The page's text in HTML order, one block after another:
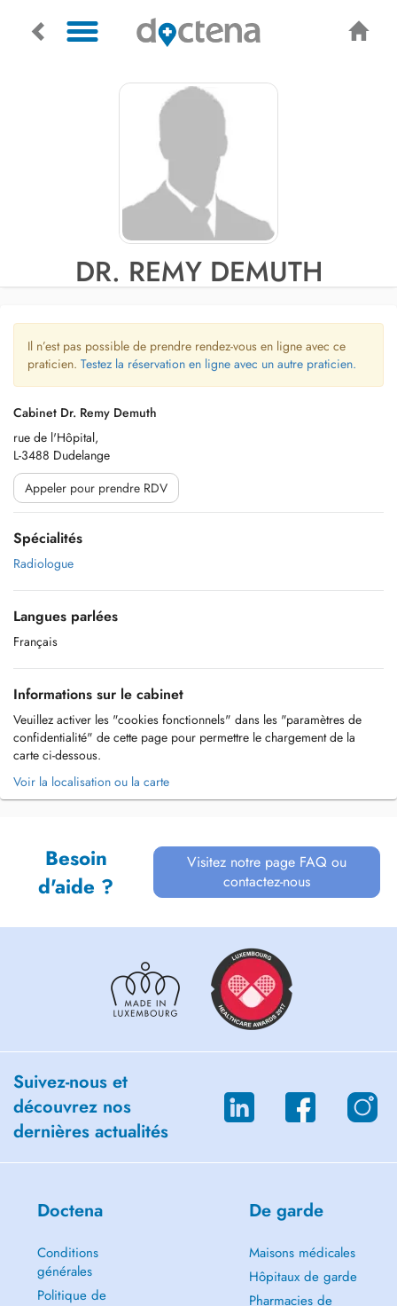
DR. REMY DEMUTH
Il n’est pas possible de prendre rendez-vous en ligne avec ce
praticien. Testez la réservation en ligne avec un autre praticien.
Cabinet Dr. Remy Demuth
rue de l'Hôpital,
L-3488 Dudelange
Appeler pour prendre RDV
Spécialités
Radiologue
Langues parlées
Français
Informations sur le cabinet
Veuillez activer les "cookies fonctionnels" dans les "paramètres de
confidentialité" de cette page pour permettre le chargement de la
carte ci-dessous.
Voir la localisation ou la carte
Besoin
d'aide ?
Visitez notre page FAQ ou
contactez-nous
Suivez-nous et
découvrez nos
dernières actualités
Doctena
Conditions
générales
Politique de
De garde
Maisons médicales
Hôpitaux de garde
Pharmacies de